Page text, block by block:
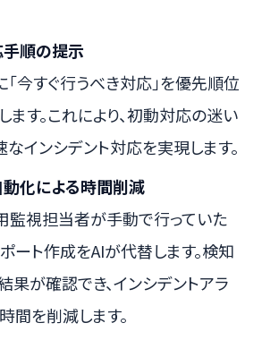
順の提示
「今すぐ行うべき対応」を優先順位
ます。これにより、初動対応の迷い
なインシデント対応を実現します。
化による時間削減
監視担当者が手動で行っていた
ート作成をAIが代替します。検知
果が確認でき、インシデントアラ
間を削減します。